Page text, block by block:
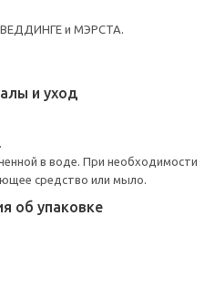
ВЕДДИНГЕ и МЭРСТА.
и уход
в воде. При необходимости
средство или мыло.
об упаковке